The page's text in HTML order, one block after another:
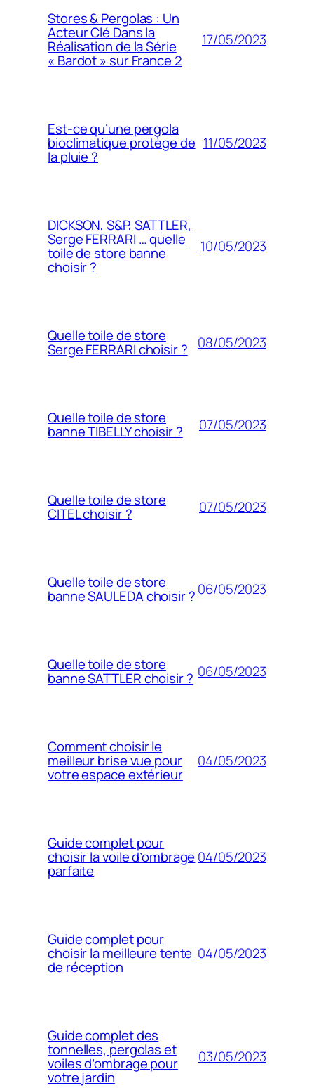
Stores & Pergolas : Un
Acteur Clé Dans la
Réalisation de la Série
« Bardot » sur France 2
17/05/2023
Est-ce qu’une pergola
bioclimatique protège de
la pluie ?
11/05/2023
DICKSON, S&P, SATTLER,
Serge FERRARI … quelle
toile de store banne
choisir ?
10/05/2023
Quelle toile de store
Serge FERRARI choisir ? 08/05/2023
Quelle toile de store
banne TIBELLY choisir ? 07/05/2023
Quelle toile de store
CITEL choisir ? 07/05/2023
Quelle toile de store
banne SAULEDA choisir ?06/05/2023
Quelle toile de store
banne SATTLER choisir ? 06/05/2023
Comment choisir le
meilleur brise vue pour
votre espace extérieur
04/05/2023
Guide complet pour
choisir la voile d’ombrage
parfaite
04/05/2023
Guide complet pour
choisir la meilleure tente
de réception
04/05/2023
Guide complet des
tonnelles, pergolas et
voiles d’ombrage pour
votre jardin
03/05/2023